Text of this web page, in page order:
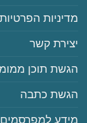
‏‏מדיניות הפרטיות
‏יצירת קשר
‏הגשת תוכן
‏הגשת כתבה
‏‏מידע למפרסמים